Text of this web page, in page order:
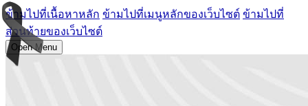
ข้ามไปที่เนื้อหาหลัก ข้ามไปที่เมนูหลักของเว็บไซต์ ข้ามไปที่
ส่วนท้ายของเว็บไซต์
Open Menu